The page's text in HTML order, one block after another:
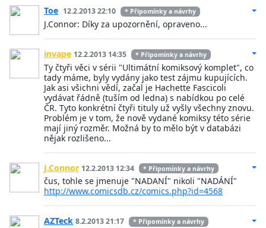
Toe 12.2.2013 22:10 * Připomínky a návrhy
J.Connor: Díky za upozornění, opraveno...
invape 12.2.2013 14:35 * Připomínky a návrhy
Ty čtyři věci v sérii "Ultimátní komiksový komplet", co
tady máme, byly vydány jako test zájmu kupujících.
Jak asi všichni vědí, začal je Hachette Fascicoli
vydávat řádně (tuším od ledna) s nabídkou po celé
ČR. Tyto konkrétní čtyři tituly už vyšly všechny znovu.
Problém je v tom, že nově vydané komiksy této série
mají jiný rozměr. Možná by to mělo být v databázi
nějak rozlišeno...
J.Connor 12.2.2013 12:34 * Připomínky a návrhy
čus, tohle se jmenuje "NADANÍ" nikoli "NADÁNÍ"
http://www.comicsdb.cz/comics.php?id=4568
AZTeck 8.2.2013 21:17 * Připomínky a návrhy